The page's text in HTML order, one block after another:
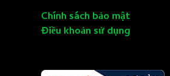
Chính sách bảo mật
Điều khoản sử dụng